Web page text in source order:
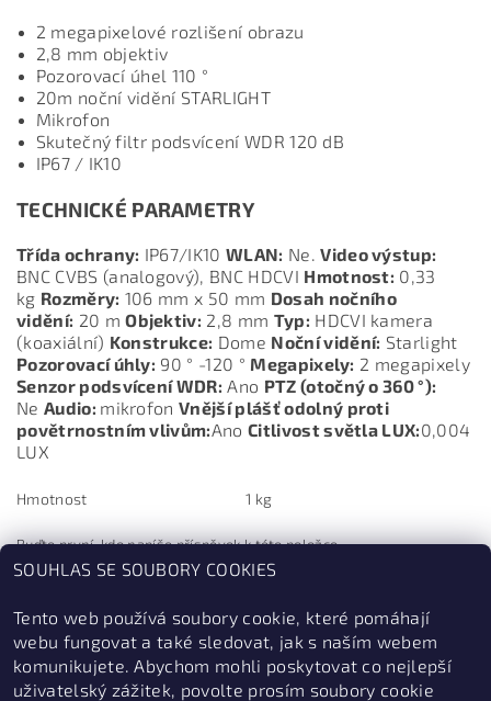
2 megapixelové rozlišení obrazu
2,8 mm objektiv
Pozorovací úhel 110 °
20m noční vidění STARLIGHT
Mikrofon
Skutečný filtr podsvícení WDR 120 dB
IP67 / IK10
TECHNICKÉ PARAMETRY
Třída ochrany: IP67/IK10 WLAN: Ne. Video výstup:
BNC CVBS (analogový), BNC HDCVI Hmotnost: 0,33
kg Rozměry: 106 mm x 50 mm Dosah nočního
vidění: 20 m Objektiv: 2,8 mm Typ: HDCVI kamera
(koaxiální) Konstrukce: Dome Noční vidění: Starlight
Pozorovací úhly: 90 ° -120 ° Megapixely: 2 megapixely
Senzor podsvícení WDR: Ano PTZ (otočný o 360 °):
Ne Audio: mikrofon Vnější plášť odolný proti
povětrnostním vlivům:AnoCitlivost světla LUX:0,004
LUX
Hmotnost 1 kg
Buďte první, kdo napíše příspěvek k této položce.
SOUHLAS SE SOUBORY COOKIES
Tento web používá soubory cookie, které pomáhají
webu fungovat a také sledovat, jak s naším webem
komunikujete. Abychom mohli poskytovat co nejlepší
uživatelský zážitek, povolte prosím soubory cookie